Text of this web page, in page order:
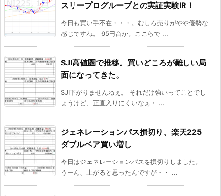
スリープログループとの実証実験IR！
今日も買い手不在・・・。むしろ売りがやや優勢な
感じですね。 65円台か。ここらで ...
SJI高値圏で推移。買いどころが難しい局
面になってきた。
SJI下がりませんねぇ。 それだけ強いってことでし
ょうけど、正直入りにくいなぁ・ ...
ジェネレーションパス損切り、楽天225
ダブルベア買い増し
今日はジェネレーションパスを損切りしました。
うーん、上がると思ったんですが・・ ...